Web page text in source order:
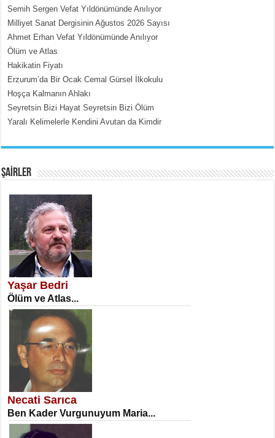
MEHMET ÇOBAN
İçerdeki Put Dışardaki Maskeler...
SATILMIŞ ÜMİT ÇETİNKAYA
Erkenlik...
NECLA DİLEK ARSLAN
Öğretmenler Günü Mahkemesi...
Semih Sergen Vefat Yıldönümünde Anılıyor
Milliyet Sanat Dergisinin Ağustos 2026 Sayısı
Ahmet Erhan Vefat Yıldönümünde Anılıyor
Ölüm ve Atlas
Hakikatin Fiyatı
Erzurum’da Bir Ocak Cemal Gürsel İlkokulu
Hoşça Kalmanın Ahlakı
Seyretsin Bizi Hayat Seyretsin Bizi Ölüm
Yaralı Kelimelerle Kendini Avutan da Kimdir
ŞAİRLER
Yaşar Bedri
Ölüm ve Atlas...
Necati Sarıca
Ben Kader Vurgunuyum Maria...